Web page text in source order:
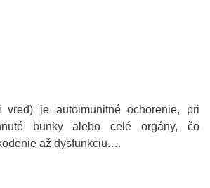
vred) je autoimunitné ochorenie, pri
bunky alebo celé orgány, čo
až dysfunkciu.…